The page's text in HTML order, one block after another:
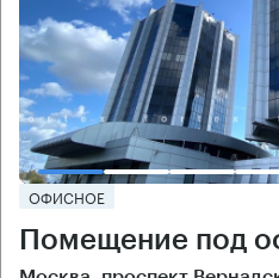
ОФИСНОЕ
Помещение под